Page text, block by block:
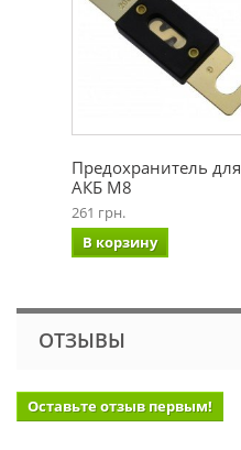
Предохранитель для
АКБ М8
261 грн.
В корзину
ОТЗЫВЫ
Оставьте отзыв первым!